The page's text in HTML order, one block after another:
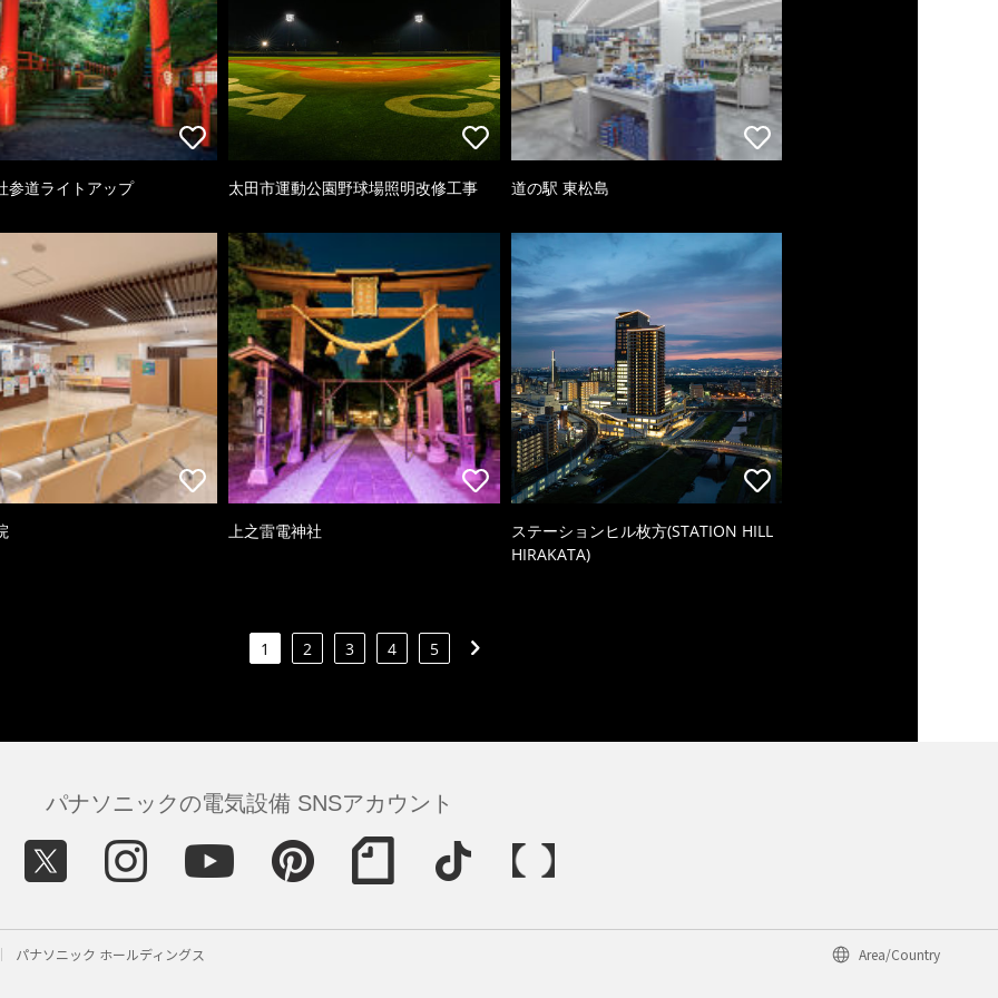
参道ライトアップ 太田市運動公園野球場照明改修工事 道の駅 東松島
上之雷電神社
ステーションヒル枚方(STATION HILL
HIRAKATA)
1 2 3 4 5
パナソニックの電気設備 SNSアカウント
パナソニック ホールディングス Area/Country